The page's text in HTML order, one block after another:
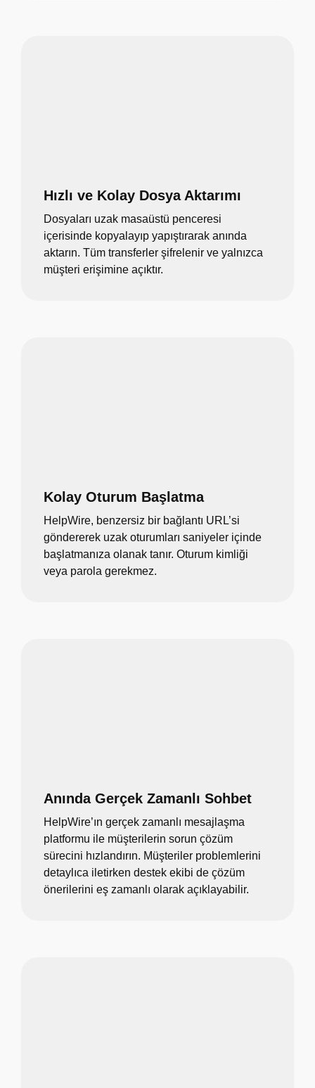
Hızlı ve Kolay Dosya Aktarımı
Dosyaları uzak masaüstü penceresi
içerisinde kopyalayıp yapıştırarak anında
aktarın. Tüm transferler şifrelenir ve yalnızca
müşteri erişimine açıktır.
Kolay Oturum Başlatma
HelpWire, benzersiz bir bağlantı URL’si
göndererek uzak oturumları saniyeler içinde
başlatmanıza olanak tanır. Oturum kimliği
veya parola gerekmez.
Anında Gerçek Zamanlı Sohbet
HelpWire’ın gerçek zamanlı mesajlaşma
platformu ile müşterilerin sorun çözüm
sürecini hızlandırın. Müşteriler problemlerini
detaylıca iletirken destek ekibi de çözüm
önerilerini eş zamanlı olarak açıklayabilir.